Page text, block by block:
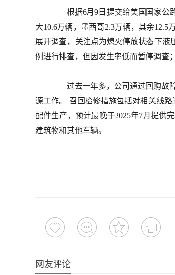
根据6月9日提交给美国国家公路
大10.6万辆，墨西哥2.3万辆，其余12.5
展开调查，关注点为熄火停放状态下液
例进行排查，但因发生率低而暂停调查
过去一年多，公司通过回购故障
源工作。 召回检修措施包括对相关线
配件生产，预计最晚于2025年7月提供
建筑物和其他车辆。
网友评论